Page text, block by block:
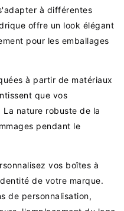
à différentes
offre un look élégant
pour les emballages
à partir de matériaux
que vos
nature robuste de la
pendant le
vos boîtes à
de votre marque.
de personnalisation,